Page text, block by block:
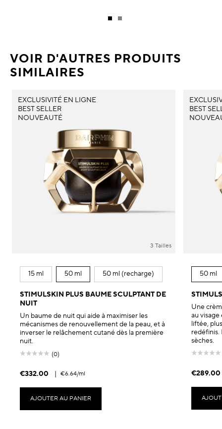
VOIR D'AUTRES PRODUITS
SIMILAIRES
EXCLUSIVITÉ EN LIGNE
BEST SELLER
NOUVEAUTÉ
3 Tailles
15 ml 50 ml 50 ml (recharge)
STIMULSKIN PLUS BAUME SCULPTANT DE
NUIT
Un baume de nuit qui aide à maximiser les
mécanismes de renouvellement de la peau, et à
inverser le relâchement cutané dès la première
nuit.
(0)
€332.00 | €6.64/ml
AJOUTER AU PANIER
BEST
50 ml
Une
au visage
liftée,
redéfinis.
sèches.
€289.00